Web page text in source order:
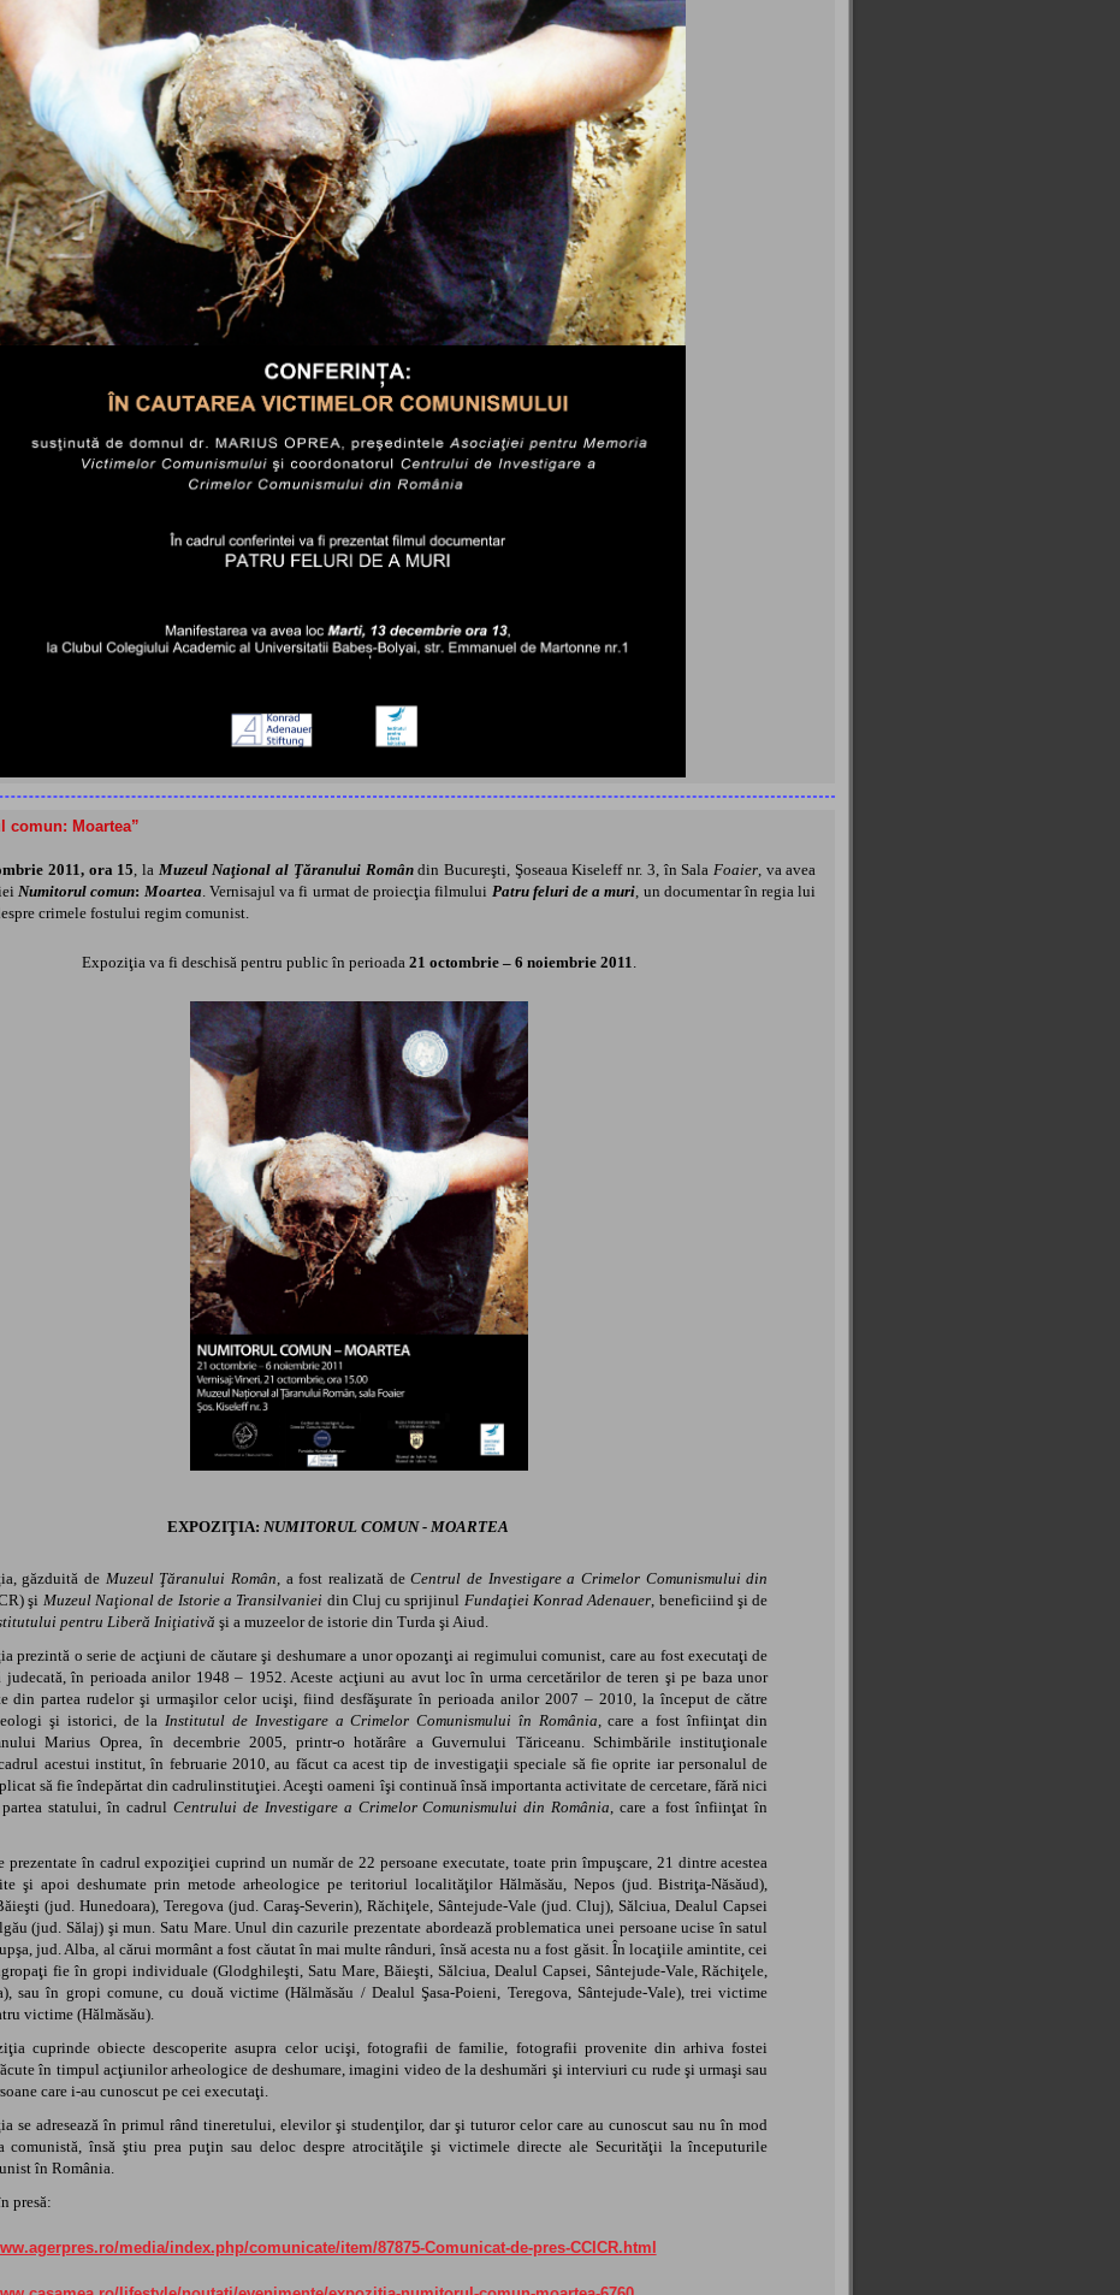
comun: Moartea”
2011, ora 15, la Muzeul Naţional al Ţăranului Romândin Bucureşti, Şoseaua Kiseleff nr. 3, în SalaFoaier, va avea
Numitorul comun: Moartea. Vernisajul va fi urmat de proiecţia filmului Patru feluri de a muri, un documentar în regia lui
crimele fostului regim comunist.
Expoziţia va fi deschisă pentru public în perioada 21 octombrie – 6 noiembrie 2011.
EXPOZIŢIA:NUMITORUL COMUN - MOARTEA
găzduită de Muzeul Ţăranului Român, a fost realizată deCentrul de Investigare a Crimelor Comunismului din
şi Muzeul Naţional de Istorie a Transilvaniei din Cluj cu sprijinul Fundaţiei Konrad Adenauer, beneficiind şi de
pentru Liberă Iniţiativă şi a muzeelor de istorie din Turda şi Aiud.
prezintă o serie de acţiuni de căutare şi deshumare a unor opozanţi ai regimului comunist, care au fost executaţi de
judecată, în perioada anilor 1948 – 1952. Aceste acţiuni au avut loc în urma cercetărilor de teren şi pe baza unor
din partea rudelor şi urmaşilor celor ucişi, fiind desfăşurate în perioada anilor 2007 – 2010, la început de către
şi istorici, de laInstitutul de Investigare a Crimelor Comunismului în România, care a fost înfiinţat din
Marius Oprea, în decembrie 2005, printr-o hotărâre a Guvernului Tăriceanu. Schimbările instituţionale
acestui institut, în februarie 2010, au făcut ca acest tip de investigaţii speciale să fie oprite iar personalul de
să fie îndepărtat din cadrulinstituţiei. Aceşti oameni îşi continuă însă importanta activitate de cercetare, fără nici
statului, în cadrul Centrului de Investigare a Crimelor Comunismului din România, care a fost înfiinţat în
prezentate în cadrul expoziţiei cuprind un număr de 22 persoane executate, toate prin împuşcare, 21 dintre acestea
şi apoi deshumate prin metode arheologice pe teritoriul localităţilor Hălmăsău, Nepos (jud. Bistriţa-Năsăud),
(jud. Hunedoara), Teregova (jud. Caraş-Severin), Răchiţele, Sântejude-Vale (jud. Cluj), Sălciua, Dealul Capsei
(jud. Sălaj) şi mun. Satu Mare. Unul din cazurile prezentate abordează problematica unei persoane ucise în satul
jud. Alba, al cărui mormânt a fost căutat în mai multe rânduri, însă acesta nu a fost găsit. În locaţiile amintite, cei
fie în gropi individuale (Glodghileşti, Satu Mare, Băieşti, Sălciua, Dealul Capsei, Sântejude-Vale, Răchiţele,
sau în gropi comune, cu două victime (Hălmăsău / Dealul Şasa-Poieni, Teregova, Sântejude-Vale), trei victime
victime (Hălmăsău).
cuprinde obiecte descoperite asupra celor ucişi, fotografii de familie, fotografii provenite din arhiva fostei
în timpul acţiunilor arheologice de deshumare, imagini video de la deshumări şi interviuri cu rude şi urmaşi sau
care i-au cunoscut pe cei executaţi.
se adresează în primul rând tineretului, elevilor şi studenţilor, dar şi tuturor celor care au cunoscut sau nu în mod
comunistă, însă ştiu prea puţin sau deloc despre atrocităţile şi victimele directe ale Securităţii la începuturile
în România.
presă:
media/index.php/comunicate/item/87875-Comunicat-de-pres-CCICR.html